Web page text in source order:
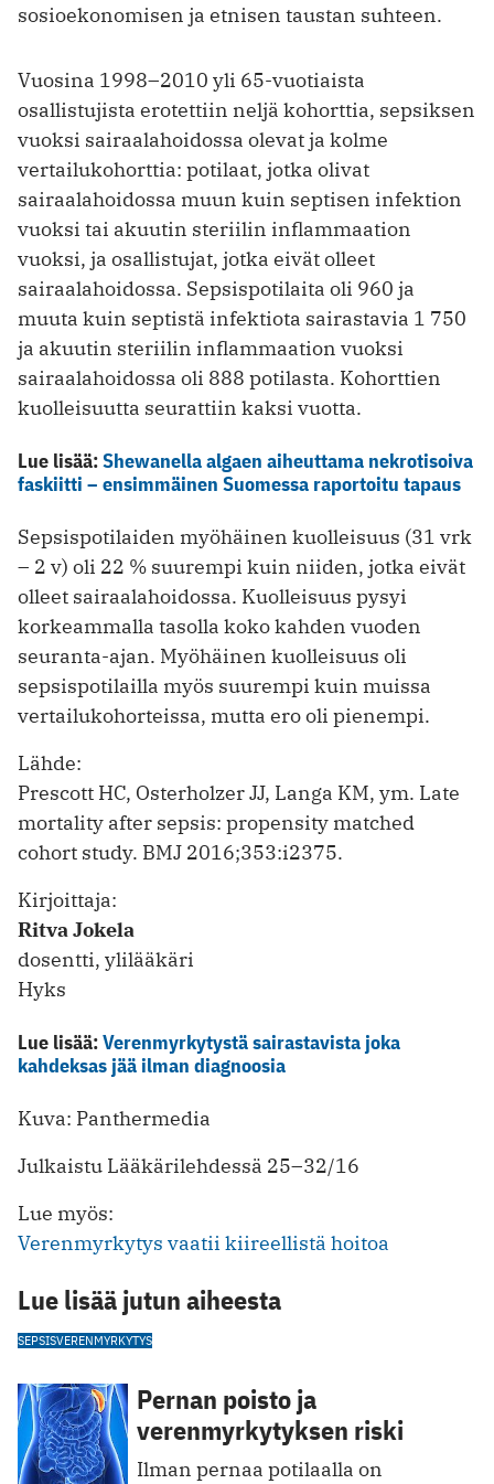
sosioekonomisen ja etnisen taustan suhteen.
Vuosina 1998–2010 yli 65-vuotiaista
osallistujista erotettiin neljä kohorttia, sepsiksen
vuoksi sairaalahoidossa olevat ja kolme
vertailukohorttia: potilaat, jotka olivat
sairaalahoidossa muun kuin septisen infektion
vuoksi tai akuutin steriilin inflammaation
vuoksi, ja osallistujat, jotka eivät olleet
sairaalahoidossa. Sepsispotilaita oli 960 ja
muuta kuin septistä infektiota sairastavia 1 750
ja akuutin steriilin inflammaation vuoksi
sairaalahoidossa oli 888 potilasta. Kohorttien
kuolleisuutta seurattiin kaksi vuotta.
Lue lisää:Shewanella algaen aiheuttama nekrotisoiva
faskiitti – ensimmäinen Suomessa raportoitu tapaus
Sepsispotilaiden myöhäinen kuolleisuus (31 vrk
– 2 v) oli 22 % suurempi kuin niiden, jotka eivät
olleet sairaalahoidossa. Kuolleisuus pysyi
korkeammalla tasolla koko kahden vuoden
seuranta-ajan. Myöhäinen kuolleisuus oli
sepsispotilailla myös suurempi kuin muissa
vertailukohorteissa, mutta ero oli pienempi.
Lähde:
Prescott HC, Osterholzer JJ, Langa KM, ym. Late
mortality after sepsis: propensity matched
cohort study. BMJ 2016;353:i2375.
Kirjoittaja:
Ritva Jokela
dosentti, ylilääkäri
Hyks
Lue lisää:Verenmyrkytystä sairastavista joka
kahdeksas jää ilman diagnoosia
Kuva: Panthermedia
Julkaistu Lääkärilehdessä 25–32/16
Lue myös:
Verenmyrkytys vaatii kiireellistä hoitoa
Lue lisää jutun aiheesta
SEPSISVERENMYRKYTYS
Pernan poisto ja
verenmyrkytyksen riski
Ilman pernaa potilaalla on